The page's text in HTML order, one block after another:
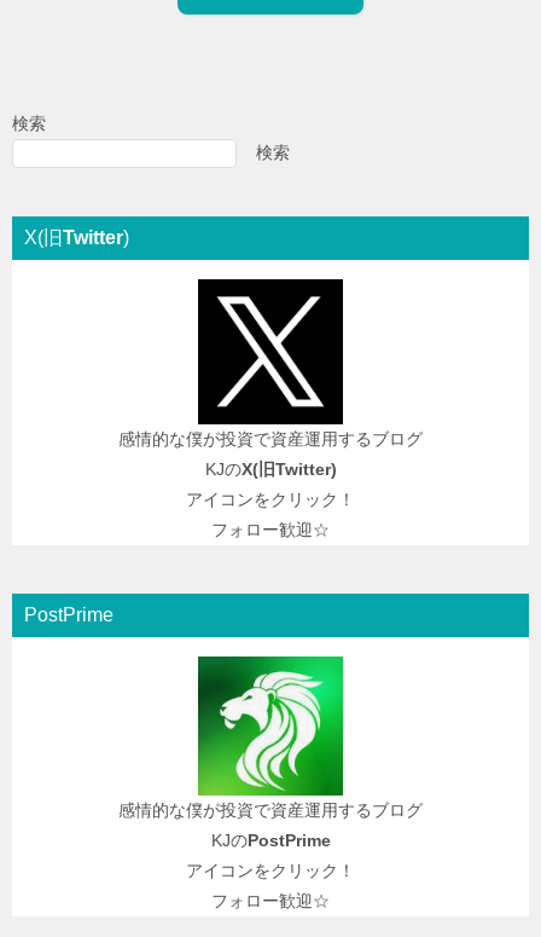
検索
検索
X(旧Twitter)
感情的な僕が投資で資産運用するブログ
KJのX(旧Twitter)
アイコンをクリック！
フォロー歓迎☆
PostPrime
感情的な僕が投資で資産運用するブログ
KJのPostPrime
アイコンをクリック！
フォロー歓迎☆